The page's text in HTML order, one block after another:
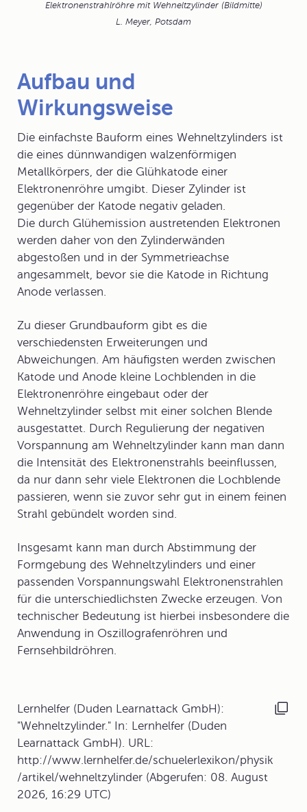
Elektronenstrahlröhre mit Wehneltzylinder (Bildmitte)
L. Meyer, Potsdam
Aufbau und
Wirkungsweise
Die einfachste Bauform eines Wehneltzylinders ist
die eines dünnwandigen walzenförmigen
Metallkörpers, der die Glühkatode einer
Elektronenröhre umgibt. Dieser Zylinder ist
gegenüber der Katode negativ geladen.
Die durch Glühemission austretenden Elektronen
werden daher von den Zylinderwänden
abgestoßen und in der Symmetrieachse
angesammelt, bevor sie die Katode in Richtung
Anode verlassen.
Zu dieser Grundbauform gibt es die
verschiedensten Erweiterungen und
Abweichungen. Am häufigsten werden zwischen
Katode und Anode kleine Lochblenden in die
Elektronenröhre eingebaut oder der
Wehneltzylinder selbst mit einer solchen Blende
ausgestattet. Durch Regulierung der negativen
Vorspannung am Wehneltzylinder kann man dann
die Intensität des Elektronenstrahls beeinflussen,
da nur dann sehr viele Elektronen die Lochblende
passieren, wenn sie zuvor sehr gut in einem feinen
Strahl gebündelt worden sind.
Insgesamt kann man durch Abstimmung der
Formgebung des Wehneltzylinders und einer
passenden Vorspannungswahl Elektronenstrahlen
für die unterschiedlichsten Zwecke erzeugen. Von
technischer Bedeutung ist hierbei insbesondere die
Anwendung in Oszillografenröhren und
Fernsehbildröhren.
Lernhelfer (Duden Learnattack GmbH):
"Wehneltzylinder." In: Lernhelfer (Duden
Learnattack GmbH). URL:
http://www.lernhelfer.de/schuelerlexikon/physik
/artikel/wehneltzylinder (Abgerufen: 08. August
2026, 16:29 UTC)